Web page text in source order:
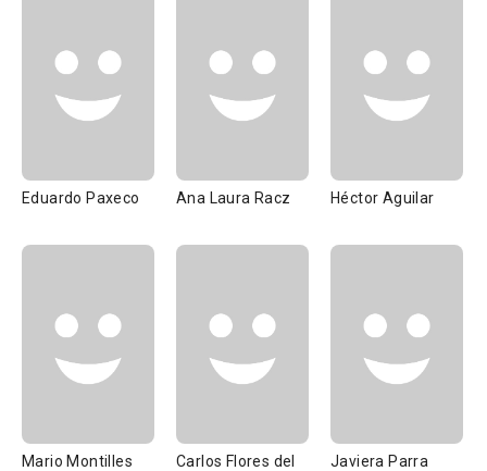
Eduardo Paxeco Ana Laura Racz Héctor Aguilar
Mario Montilles
Carlos Flores del
Javiera Parra